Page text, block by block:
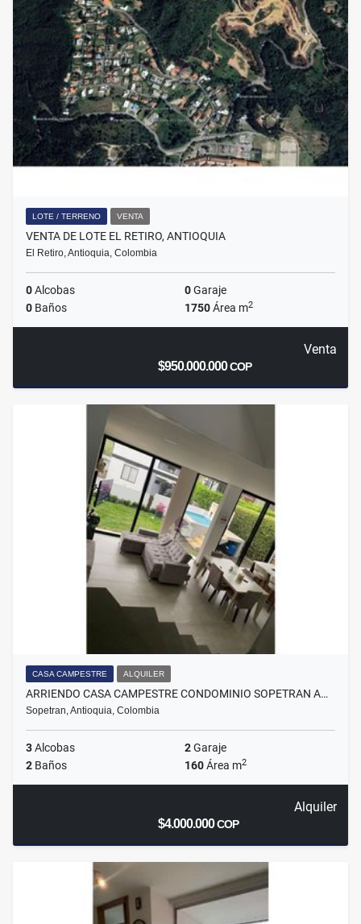
LOTE / TERRENO VENTA
VENTA DE LOTE EL RETIRO, ANTIOQUIA
El Retiro, Antioquia, Colombia
0Alcobas 0Garaje
0 Baños 1750Área m2
Venta
$950.000.000COP
CASA CAMPESTRE ALQUILER
ARRIENDO CASA CAMPESTRE CONDOMINIO SOPETRAN A…
Sopetran, Antioquia, Colombia
3Alcobas 2Garaje
2 Baños 160Área m2
Alquiler
$4.000.000COP